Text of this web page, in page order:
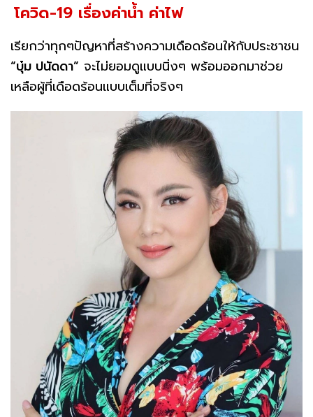
โควิด-19 เรื่องค่าน้ำ ค่าไฟ
เรียกว่าทุกๆปัญหาที่สร้างความเดือดร้อนให้กับประชาชน
“บุ๋ม ปนัดดา” จะไม่ยอมดูแบบนิ่งๆ พร้อมออกมาช่วย
เหลือผู้ที่เดือดร้อนแบบเต็มที่จริงๆ